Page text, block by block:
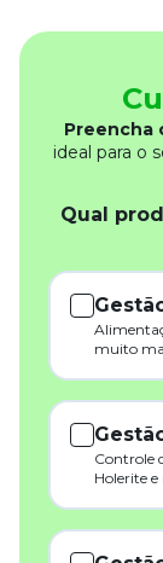
Preencha
ideal para o
Qual
muito
Controle
Holerite e